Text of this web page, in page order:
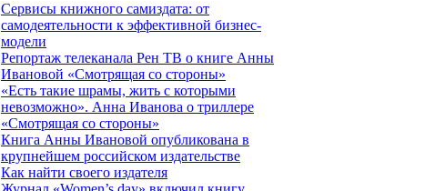
Сервисы книжного самиздата: от
самодеятельности к эффективной бизнес-
модели
Репортаж телеканала Рен ТВ о книге Анны
Ивановой «Смотрящая со стороны»
«Есть такие шрамы, жить с которыми
невозможно». Анна Иванова о триллере
«Смотрящая со стороны»
Книга Анны Ивановой опубликована в
крупнейшем российском издательстве
Как найти своего издателя